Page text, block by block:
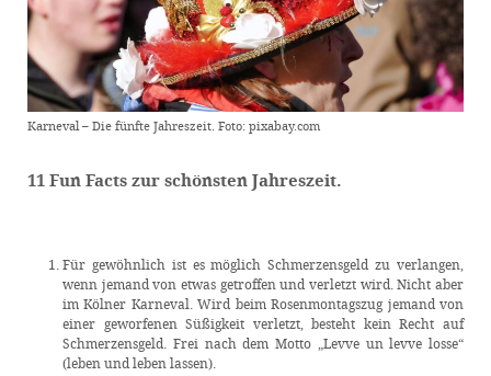
Karneval – Die fünfte Jahreszeit. Foto: pixabay.com
11 Fun Facts zur schönsten Jahreszeit.
Für gewöhnlich ist es möglich Schmerzensgeld zu verlangen,
wenn jemand von etwas getroffen und verletzt wird. Nicht aber
im Kölner Karneval. Wird beim Rosenmontagszug jemand von
einer geworfenen Süßigkeit verletzt, besteht kein Recht auf
Schmerzensgeld. Frei nach dem Motto „Levve un levve losse“
(leben und leben lassen).